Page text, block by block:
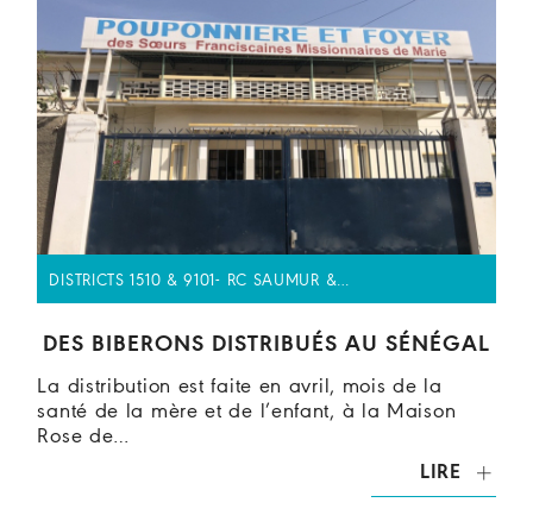
DISTRICTS 1510 & 9101- RC SAUMUR &…
DES BIBERONS DISTRIBUÉS AU SÉNÉGAL
La distribution est faite en avril, mois de la
santé de la mère et de l’enfant, à la Maison
Rose de…
LIRE